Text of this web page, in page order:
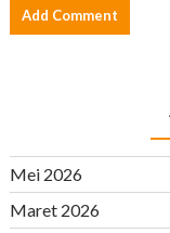
Mei 2026
Maret 2026